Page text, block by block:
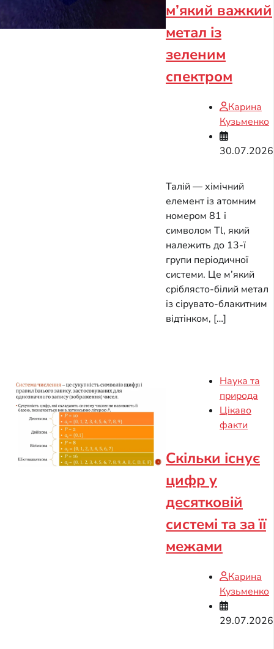
м’який важкий
метал із
зеленим
спектром
Карина
Кузьменко
30.07.2026
Талій — хімічний
елемент із атомним
номером 81 і
символом Tl, який
належить до 13-ї
групи періодичної
системи. Це м’який
сріблясто-білий метал
із сірувато-блакитним
відтінком, […]
Наука та
природа
Цікаво
факти
Скільки існує
цифр у
десятковій
системі та за її
межами
Карина
Кузьменко
29.07.2026